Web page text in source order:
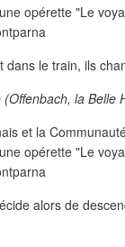
le train, ils
la Belle
alors de